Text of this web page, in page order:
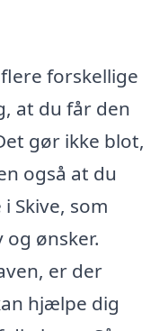
forskellige
at du får den
gør ikke blot,
også at du
Skive, som
ønsker.
er der
hjælpe dig